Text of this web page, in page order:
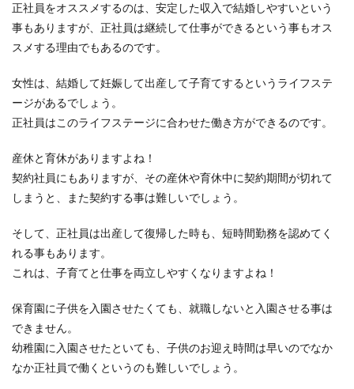
正社員をオススメするのは、安定した収入で結婚しやすいという
事もありますが、正社員は継続して仕事ができるという事もオス
スメする理由でもあるのです。
女性は、結婚して妊娠して出産して子育てするというライフステ
ージがあるでしょう。
正社員はこのライフステージに合わせた働き方ができるのです。
産休と育休がありますよね！
契約社員にもありますが、その産休や育休中に契約期間が切れて
しまうと、また契約する事は難しいでしょう。
そして、正社員は出産して復帰した時も、短時間勤務を認めてく
れる事もあります。
これは、子育てと仕事を両立しやすくなりますよね！
保育園に子供を入園させたくても、就職しないと入園させる事は
できません。
幼稚園に入園させたといても、子供のお迎え時間は早いのでなか
なか正社員で働くというのも難しいでしょう。